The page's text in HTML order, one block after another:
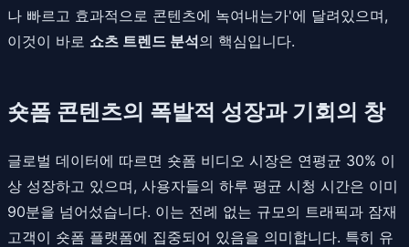
나 빠르고 효과적으로 콘텐츠에 녹여내는가'에 달려있으며,
이것이 바로 쇼츠 트렌드 분석의 핵심입니다.
숏폼 콘텐츠의 폭발적 성장과 기회의 창
글로벌 데이터에 따르면 숏폼 비디오 시장은 연평균 30% 이
상 성장하고 있으며, 사용자들의 하루 평균 시청 시간은 이미
90분을 넘어섰습니다. 이는 전례 없는 규모의 트래픽과 잠재
고객이 숏폼 플랫폼에 집중되어 있음을 의미합니다. 특히 유